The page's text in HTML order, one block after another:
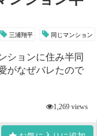
三浦翔平 同じマンション
ションに住み半同
がなぜバレたので
1,269 views